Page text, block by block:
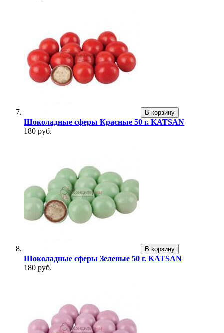
В корзину
Шоколадные сферы Красные 50 г. KATSAN
180 руб.
В корзину
Шоколадные сферы Зеленые 50 г. KATSAN
180 руб.